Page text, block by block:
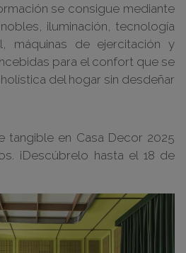
se consigue mediante
iluminación, tecnología
máquinas de ejercitación y
para el confort que se
del hogar sin desdeñar
tangible en Casa Decor 2025
¡Descúbrelo hasta el 18 de